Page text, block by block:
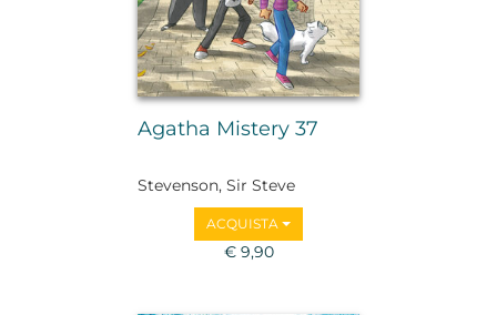
Agatha Mistery 37
Stevenson, Sir Steve
ACQUISTA
€ 9,90